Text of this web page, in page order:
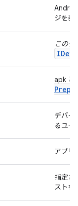
ジを
この
apk と
デバイ
るユー
アプリ
指定さ
ストを